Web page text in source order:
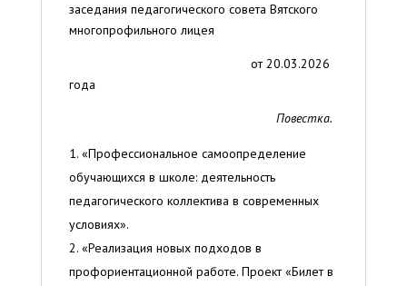
заседания педагогического совета Вятского
многопрофильного лицея
от 20.03.2026
года
Повестка.
«Профессиональное самоопределение
обучающихся в школе: деятельность
педагогического коллектива в современных
условиях».
«Реализация новых подходов в
профориентационной работе. Проект «Билет в